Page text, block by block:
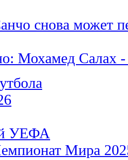
снова может
Мохамед Салах -
УЕФА
Мира